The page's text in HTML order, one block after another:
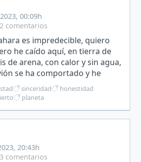
00:09h
2 comentarios
es impredecible, quiero
he caído aquí, en tierra de
de arena, con calor y sin agua,
se ha comportado y he
forzoso.Control me
sinceridad
honestidad
planeta
20:43h
3 comentarios